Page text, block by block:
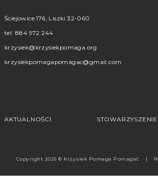
Ściejowice 176, Liszki 32-060
tel. 884 972 244
krzysiek@krzysiekpomaga.org
krzysiekpomagapomagac@gmail.com
AKTUALNOŚCI STOWARZYSZENIE
Copyright 2026 © Krzysiek Pomaga Pomagać